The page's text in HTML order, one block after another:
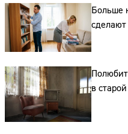
Больше
в